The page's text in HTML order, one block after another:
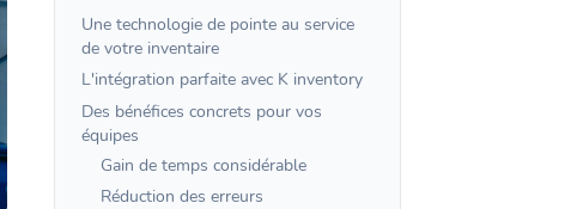
Une technologie de pointe au service
de votre inventaire
L'intégration parfaite avec K inventory
Des bénéfices concrets pour vos
équipes
Gain de temps considérable
Réduction des erreurs